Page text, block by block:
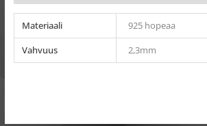
Materiaali
925 hopeaa
Vahvuus
2,3mm